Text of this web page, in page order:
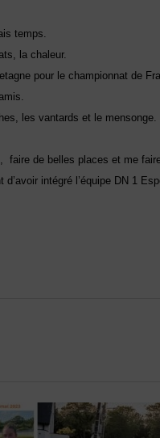
temps.
la chaleur.
pour le championnat de
les vantards et le mensonge.
faire de belles places et me
intégré l’équipe DN 1